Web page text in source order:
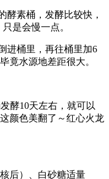
素桶，发酵比较快，
是会慢一点。
桶里，再往桶里加6
竟水源地差距很大。
酵10天左右，就可以
颜色美翻了～红心火龙
后）、白砂糖适量